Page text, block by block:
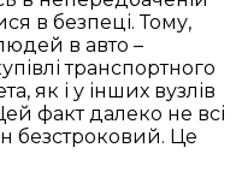
в безпеці. Тому,
в авто –
транспортного
як і у інших вузлів
факт далеко не всі
безстроковий. Це